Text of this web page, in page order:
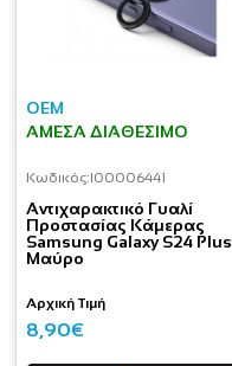
OEM
ΆΜΕΣΑ ΔΙΑΘΈΣΙΜΟ
Κωδικός:I00006441
Aντιχαρακτικό Γυαλί
Προστασίας Κάμερας
Samsung Galaxy S24 Plus
Μαύρο
Αρχική Τιμή
8,90€